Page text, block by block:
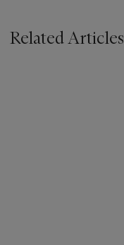
Related Articles